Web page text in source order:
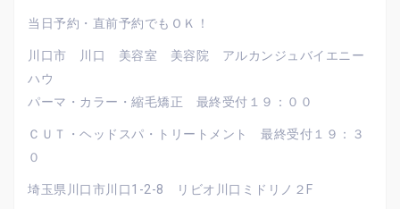
当日予約・直前予約でもＯＫ！
川口市 川口 美容室 美容院 アルカンジュバイエニー
ハウ
パーマ・カラー・縮毛矯正 最終受付１９：００
ＣＵＴ・ヘッドスパ・トリートメント 最終受付１９：３
０
埼玉県川口市川口1-2-8 リビオ川口ミドリノ２F